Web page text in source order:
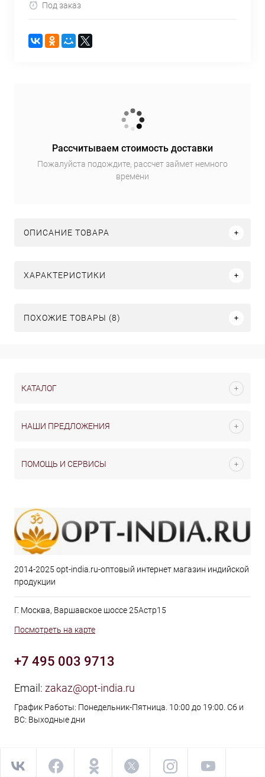
Под заказ
Рассчитываем стоимость доставки
Пожалуйста подождите, рассчет займет немного
времени
ОПИСАНИЕ ТОВАРА
ХАРАКТЕРИСТИКИ
ПОХОЖИЕ ТОВАРЫ (8)
КАТАЛОГ
НАШИ ПРЕДЛОЖЕНИЯ
ПОМОЩЬ И СЕРВИСЫ
2014-2025 opt-india.ru-оптовый интернет магазин индийской
продукции
Г. Москва, Варшавское шоссе 25Астр15
Посмотреть на карте
+7 495 003 9713
Email: zakaz@opt-india.ru
График Работы: Понедельник-Пятница. 10:00 до 19:00. Сб и
ВС: Выходные дни